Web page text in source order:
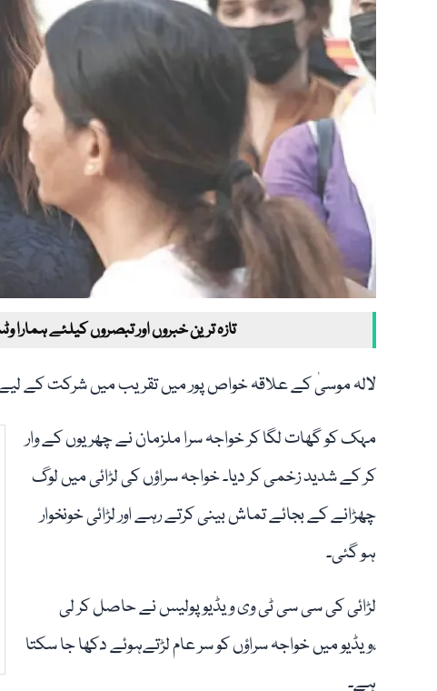
تازہ ترین خبروں اور تبصروں کیلئے
لالہ موسیٰ کے علاقہ خواص پور میں تقریب میں شرکت کے لیے
مہک کو گھات لگا کر خواجہ سرا ملزمان نے چھریوں کے وار
کر کے شدید زخمی کر دیا۔ خواجہ سراؤں کی لڑائی میں لوگ
چھڑانے کے بجائے تماش بینی کرتے رہے اور لڑائی خونخوار
ہو گئی۔
لڑائی کی سی سی ٹی وی ویڈیو پولیس نے حاصل کر لی
،ویڈیو میں خواجہ سراؤں کو سر عام لڑتےہوئے دکھا جا سکتا
ہے۔